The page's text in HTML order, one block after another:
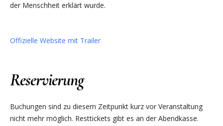
der Menschheit erklärt wurde.
Offizielle Website mit Trailer
Reservierung
Buchungen sind zu diesem Zeitpunkt kurz vor Veranstaltung
nicht mehr möglich. Resttickets gibt es an der Abendkasse.